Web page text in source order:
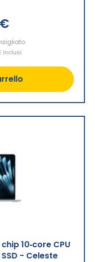
inclusi
10‑core CPU
SSD - Celeste